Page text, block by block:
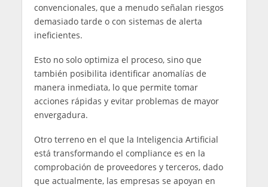
convencionales, que a menudo señalan riesgos
demasiado tarde o con sistemas de alerta
ineficientes.
Esto no solo optimiza el proceso, sino que
también posibilita identificar anomalías de
manera inmediata, lo que permite tomar
acciones rápidas y evitar problemas de mayor
envergadura.
Otro terreno en el que la Inteligencia Artificial
está transformando el compliance es en la
comprobación de proveedores y terceros, dado
que actualmente, las empresas se apoyan en